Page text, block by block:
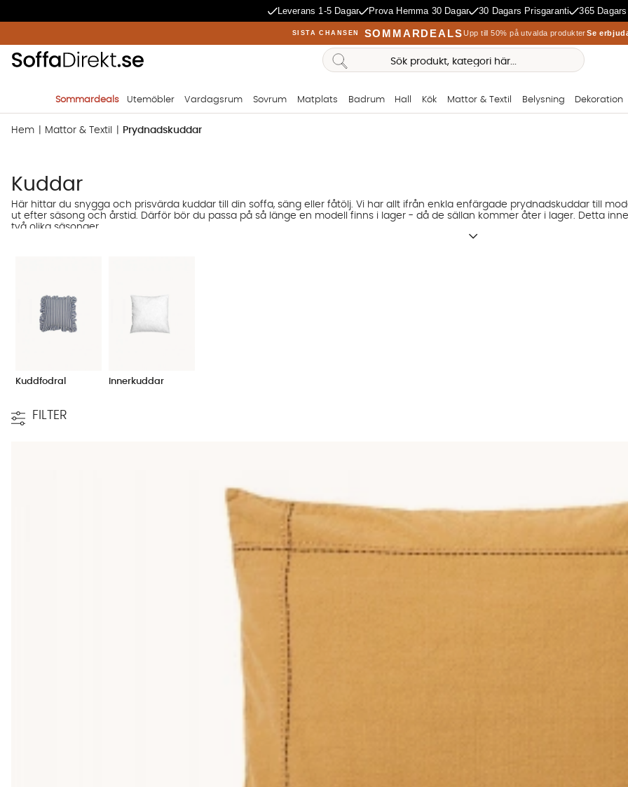
Leverans 1-5 Dagar Prova Hemma 30 Dagar 30 Dagars Prisgaranti 365
SISTA CHANSEN SOMMARDEALSUpp till 50% på utvalda produkterSe
Sommardeals Utemöbler Vardagsrum Sovrum Matplats Badrum Hall Kök Mattor & Textil Belysning Dekoration
Hem Mattor & Textil Prydnadskuddar
Kuddar
Här hittar du snygga och prisvärda kuddar till din soffa, säng eller fåtölj. Vi har allt ifrån enkla enfärgade prydnadskuddar till
ut efter säsong och årstid. Därför bör du passa på så länge en modell finns i lager - då de sällan kommer åter i lager. Detta
två olika säsonger.
Kuddfodral Innerkuddar
FILTER